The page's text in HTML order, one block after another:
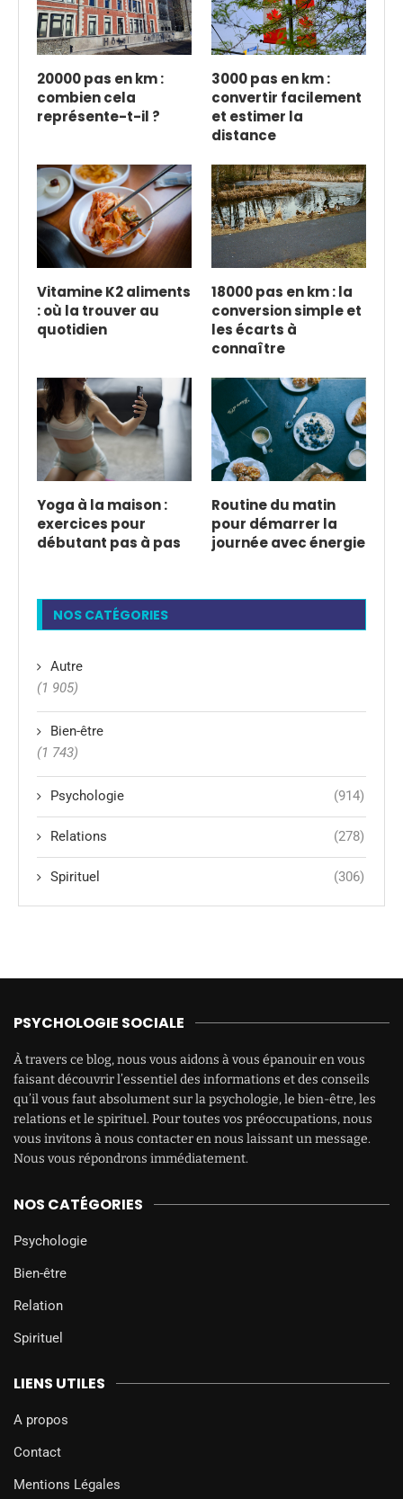
20000 pas en km :
combien cela
représente-t-il ?
3000 pas en km :
convertir facilement
et estimer la
distance
Vitamine K2 aliments
: où la trouver au
quotidien
18000 pas en km : la
conversion simple et
les écarts à
connaître
Yoga à la maison :
exercices pour
débutant pas à pas
Routine du matin
pour démarrer la
journée avec énergie
NOS CATÉGORIES
Autre
(1 905)
Bien-être
(1 743)
Psychologie (914)
Relations (278)
Spirituel (306)
PSYCHOLOGIE SOCIALE
À travers ce blog, nous vous aidons à vous épanouir en vous
faisant découvrir l’essentiel des informations et des conseils
qu’il vous faut absolument sur la psychologie, le bien-être, les
relations et le spirituel. Pour toutes vos préoccupations, nous
vous invitons à nous contacter en nous laissant un message.
Nous vous répondrons immédiatement.
NOS CATÉGORIES
Psychologie
Bien-être
Relation
Spirituel
LIENS UTILES
A propos
Contact
Mentions Légales